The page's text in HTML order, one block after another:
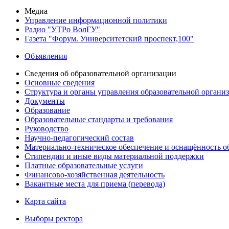
Медиа
Управление информационной политики
Радио "УТРо ВолГУ"
Газета "Форум. Университетский проспект,100"
Объявления
Сведения об образовательной организации
Основные сведения
Структура и органы управления образовательной
Документы
Образование
Образовательные стандарты и требования
Руководство
Научно-педагогический состав
Материально-техническое обеспечение и оснащённость
Стипендии и иные виды материальной поддержки
Платные образовательные услуги
Финансово-хозяйственная деятельность
Вакантные места для приема (перевода)
Карта сайта
Выборы ректора